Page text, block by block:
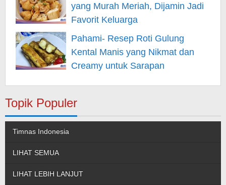
yang Murah Meriah, Dijamin Jadi
Favorit Keluarga
Pahami- Resep Roti Gulung
Kental Manis yang Nikmat dan
Creamy untuk Sarapan
Topik Populer
Timnas Indonesia
LIHAT SEMUA
LIHAT LEBIH LANJUT